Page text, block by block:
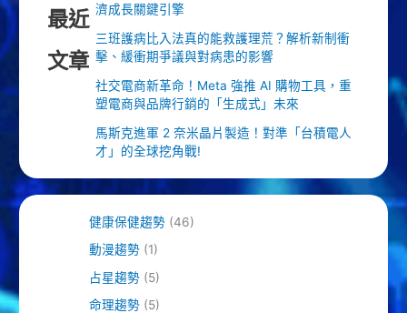
最近
文章
濟成長關鍵引擎
三班護病比入法真的能救護理荒？解析新制衝
擊、緩衝期爭議與對病患的影響
社交電商新革命！Meta 強推 AI 購物工具，重
塑電商與品牌行銷的「生成式」未來
馬斯克進軍 2 奈米晶片製造！對準「台積電人
才」的全球挖角戰!
健康保健趨勢(46)
動漫趨勢(1)
占星趨勢(5)
命理趨勢(5)